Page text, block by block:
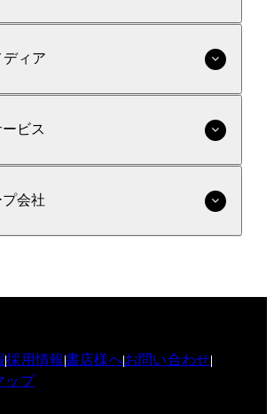
ディア
ビス
会社
採用情報書店様へお問い合わせ
ップ